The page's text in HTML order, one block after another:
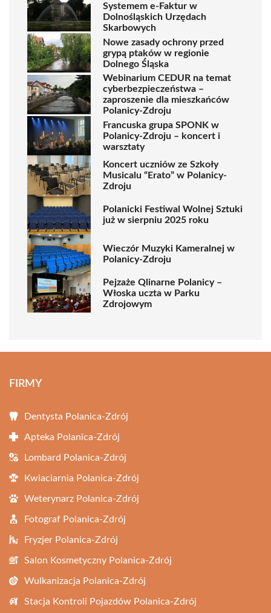
Systemem e-Faktur w
Dolnośląskich Urzędach
Skarbowych
Nowe zasady ochrony przed
grypą ptaków w regionie
Dolnego Śląska
Webinarium CEDUR na temat
cyberbezpieczeństwa –
zaproszenie dla mieszkańców
Polanicy-Zdroju
Francuska grupa SPONK w
Polanicy-Zdroju – koncert i
warsztaty
Koncert uczniów ze Szkoły
Musicalu “Erato” w Polanicy-
Zdroju
Polanicki Festiwal Wolnej Sztuki
już w sierpniu 2025 roku
Wieczór Muzyki Kameralnej w
Polanicy-Zdroju
Pejzaże Qlinarne Polanicy –
Włoska uczta w Parku
Zdrojowym
FIRMY
Dentysta Polanica-Zdrój
Apteka Polanica-Zdrój
Lombard Polanica-Zdrój
Kwiaciarnia Polanica-Zdrój
Weterynarz Polanica-Zdrój
Fotograf Polanica-Zdrój
Fryzjer Polanica-Zdrój
Salon Kosmetyczny Polanica-Zdrój
Wulkanizacja Polanica-Zdrój
Stacja Kontroli Pojazdów Polanica-Zdrój